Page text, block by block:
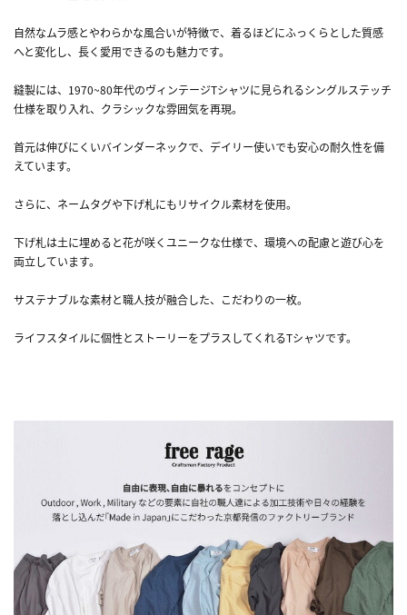
自然なムラ感とやわらかな風合いが特徴で、着るほどにふっくらとした質感
へと変化し、長く愛用できるのも魅力です。
縫製には、1970~80年代のヴィンテージTシャツに見られるシングルステッチ
仕様を取り入れ、クラシックな雰囲気を再現。
首元は伸びにくいバインダーネックで、デイリー使いでも安心の耐久性を備
えています。
さらに、ネームタグや下げ札にもリサイクル素材を使用。
下げ札は土に埋めると花が咲くユニークな仕様で、環境への配慮と遊び心を
両立しています。
サステナブルな素材と職人技が融合した、こだわりの一枚。
ライフスタイルに個性とストーリーをプラスしてくれるTシャツです。